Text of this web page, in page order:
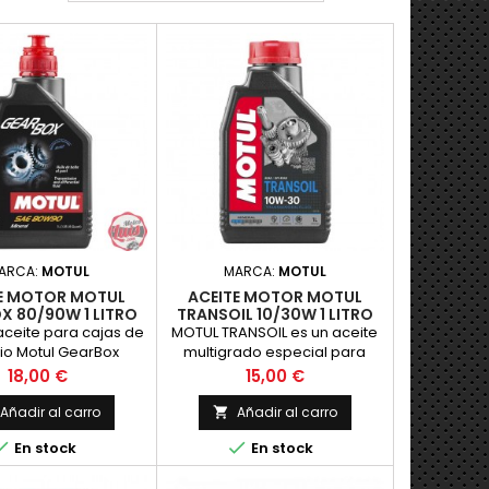
MOTUL
MOTOR MOTUL
80/90W 1 LITRO
para cajas de
Motul GearBox
90W Mineral
Precio
18,00 €
Añadir al carro
En stock
MARCA: MOTUL
ACEITE MOTOR MOTUL
TRANSOIL 10/30W 1 LITRO
MOTUL TRANSOIL es un aceite
multigrado especial para
engranajes a base de aceite
mineral para
m&aacute;quinas de dos
tiempos con
lubricaci&oacute;n separada
de los engranajes.
Precio
15,00 €
 Añadir al carro
 En stock